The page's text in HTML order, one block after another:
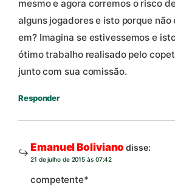
mesmo e agora corremos o risco
alguns jogadores e isto porque não
em? Imagina se estivessemos e
ótimo trabalho realisado pelo
junto com sua comissão.
Responder
Emanuel Boliviano disse:
21 de julho de 2015 às 07:42
competente*